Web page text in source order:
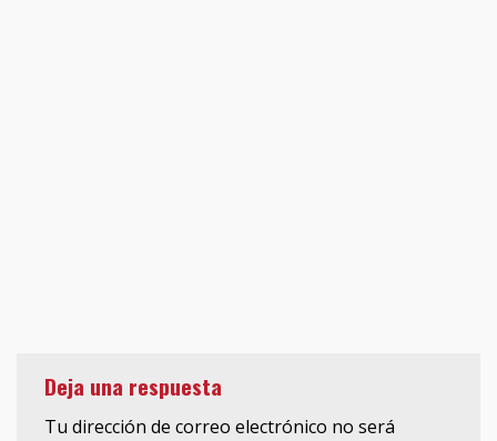
Deja una respuesta
Tu dirección de correo electrónico no será